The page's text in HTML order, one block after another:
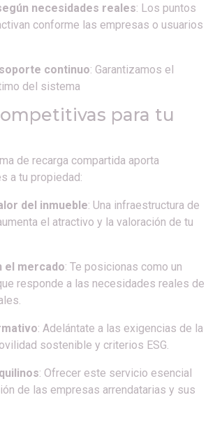
necesidades reales: Los puntos
conforme las empresas o usuarios
continuo: Garantizamos el
del sistema
para tu
de recarga compartida aporta
a tu propiedad:
del inmueble: Una infraestructura de
el atractivo y la valoración de tu
el mercado: Te posicionas como un
responde a las necesidades reales de
: Adelántate a las exigencias de la
sostenible y criterios ESG.
: Ofrecer este servicio esencial
de las empresas arrendatarias y sus